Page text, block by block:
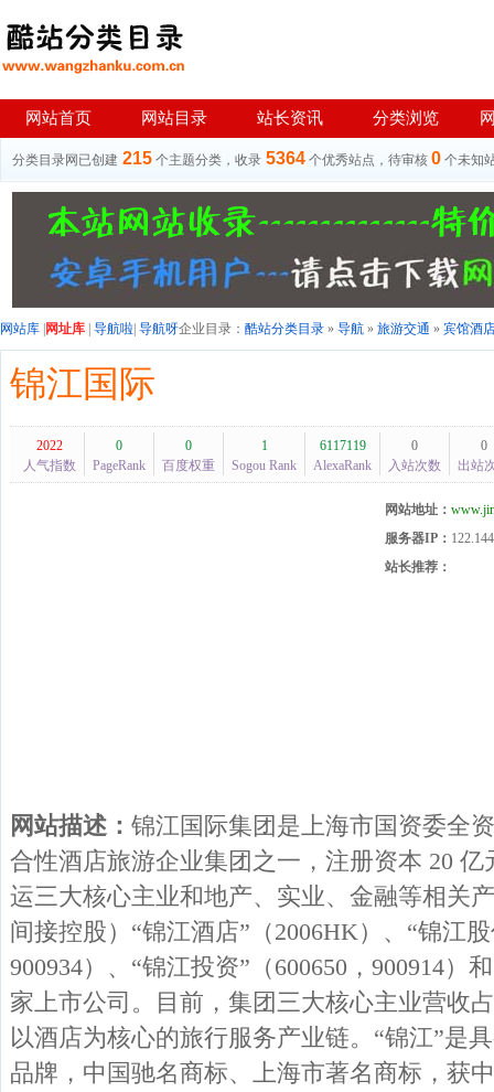
网站首页 网站目录 站长资讯 分类浏览
分类目录网已创建 215 个主题分类，收录 5364 个优秀站点，待审核 0 个未知
网站库 网址库 导航啦 导航呀企业目录： 酷站分类目录 » 导航 » 旅游交通 » 宾馆酒
锦江国际
2022
人气指数
0
PageRank
0
百度权重
1
Sogou Rank
6117119
AlexaRank
0
入站次数
0
出站
网站地址：
服务器IP：
站长推荐：
网站描述： 锦江国际集团是上海市国资委全
合性酒店旅游企业集团之一，注册资本 20
运三大核心主业和地产、实业、金融等相关
间接控股）“锦江酒店”（2006HK）、“锦江
900934）、“锦江投资”（600650，900914）
家上市公司。目前，集团三大核心主业营收
以酒店为核心的旅行服务产业链。“锦江”是
品牌，中国驰名商标、上海市著名商标，获